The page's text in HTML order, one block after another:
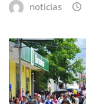
noticias